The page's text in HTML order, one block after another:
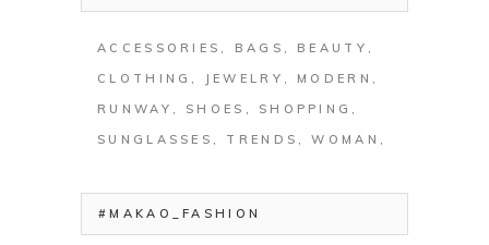
ACCESSORIES BAGS
BEAUTY
CLOTHING
JEWELRY
MODERN
RUNWAY
SHOES
SHOPPING
SUNGLASSES
TRENDS WOMAN
#MAKAO_FASHION